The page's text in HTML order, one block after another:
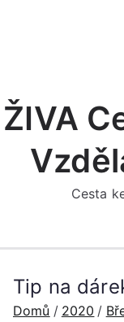
ŽIVA
Cesta
Tip na
Domů 2020